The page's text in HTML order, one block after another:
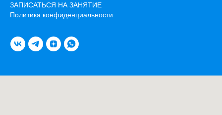
ЗАПИСАТЬСЯ НА ЗАНЯТИЕ
Политика конфиденциальности